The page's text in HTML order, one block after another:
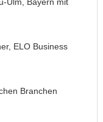
ELO Business
Branchen